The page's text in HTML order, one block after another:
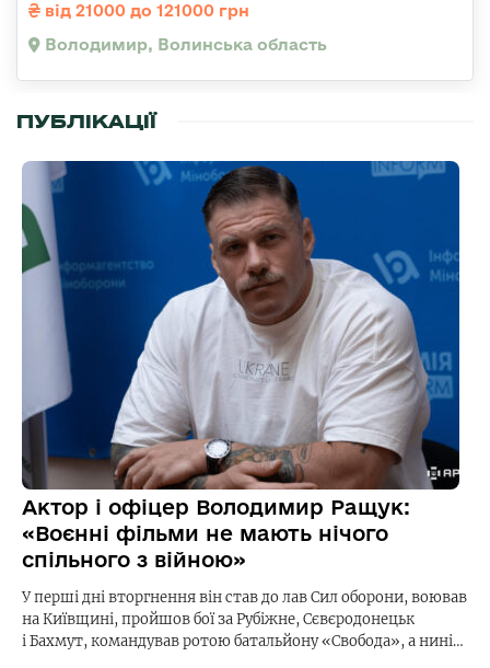
від 21000 до 121000 грн
Володимир, Волинська область
ПУБЛІКАЦІЇ
Актор і офіцер Володимир Ращук:
«Воєнні фільми не мають нічого
спільного з війною»
У перші дні вторгнення він став до лав Сил оборони, воював
на Київщині, пройшов бої за Рубіжне, Сєвєродонецьк
і Бахмут, командував ротою батальйону «Свобода», а нині…